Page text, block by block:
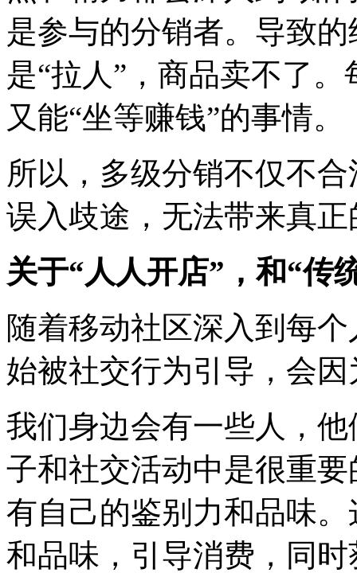
是参与的分销者。导致
是“拉人”，商品卖不了
又能“坐等赚钱”的事情。
所以，多级分销不仅不
误入歧途，无法带来真
关于“人人开店”，和“传
随着移动社区深入到每
始被社交行为引导，会
我们身边会有一些人，
子和社交活动中是很重
有自己的鉴别力和品味
和品味，引导消费，同